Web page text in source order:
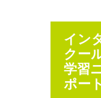
イン
クー
学習
ポー